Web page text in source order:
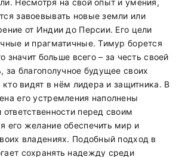
Несмотря на свой опыт и умения,
завоевывать новые земли или
от Индии до Персии. Его цели
и прагматичные. Тимур борется
значит больше всего – за честь своей
за благополучное будущее своих
кто видят в нём лидера и защитника. В
его устремления наполнены
ответственности перед своим
его желание обеспечить мир и
владениях. Подобный подход в
сохранять надежду среди